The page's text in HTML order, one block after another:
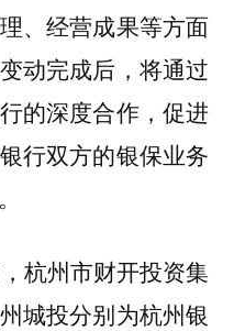
、经营成果等方面
动完成后，将通过
的深度合作，促进
行双方的银保业务
杭州市财开投资集
城投分别为杭州银